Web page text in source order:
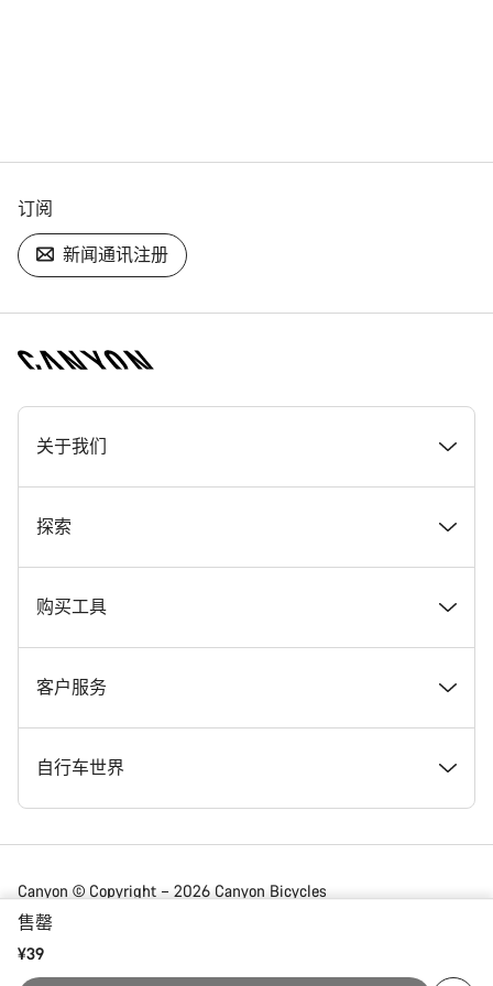
售罄
¥39
订阅
新闻通讯注册
[footer.linksList.title]
关于我们
奖项
在 Canyon 工作
Canyon 新闻发布室
条款和条件
法律披露
数据保护声明
探索
新闻和故事
提示和建议
Canyon Home Koblenz
会员礼遇
Canyon App
购买工具
找到您梦寐以求的 Canyon 自行车
现货自行车
找到您的 Canyon 尺寸
自行车对比
客户服务
支持中心
服务网点
送货
自行车世界
公路车
砾石车
Canyon © Copyright – 2026 Canyon Bicycles
GmbH – 保留所有权利
China | 简体中文